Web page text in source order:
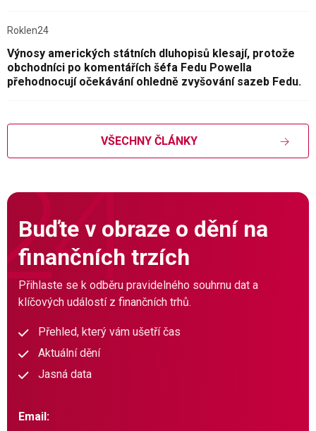
Roklen24
Výnosy amerických státních dluhopisů klesají, protože
obchodníci po komentářích šéfa Fedu Powella
přehodnocují očekávání ohledně zvyšování sazeb Fedu.
VŠECHNY ČLÁNKY
Buďte v obraze o dění na
finančních trzích
Přihlaste se k odběru pravidelného souhrnu dat a
klíčových událostí z finančních trhů.
Přehled, který vám ušetří čas
Aktuální dění
Jasná data
Email: